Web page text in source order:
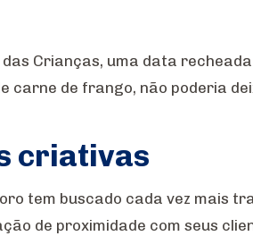
Crianças, uma data
carne de frango, não poderia
criativas
tem buscado cada vez mais
de proximidade com seus